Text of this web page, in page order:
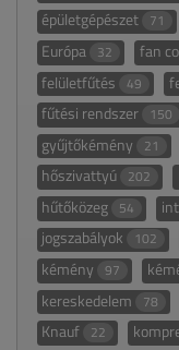
épületgépészet 71
Európa 32 fan
felületfűtés 49
fűtési rendszer 150
gyűjtőkémény 21
hőszivattyú 202
hűtőközeg 54
jogszabályok 102
kémény 97
kereskedelem 78
Knauf 22